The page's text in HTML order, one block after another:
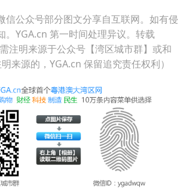
信公众号部分图文分享自互联网。如有侵
。YGA.cn 第一时间处理异议。转载
注明来源于公众号【湾区城市群】或和
来源的，YGA.cn 保留追究责任权利）